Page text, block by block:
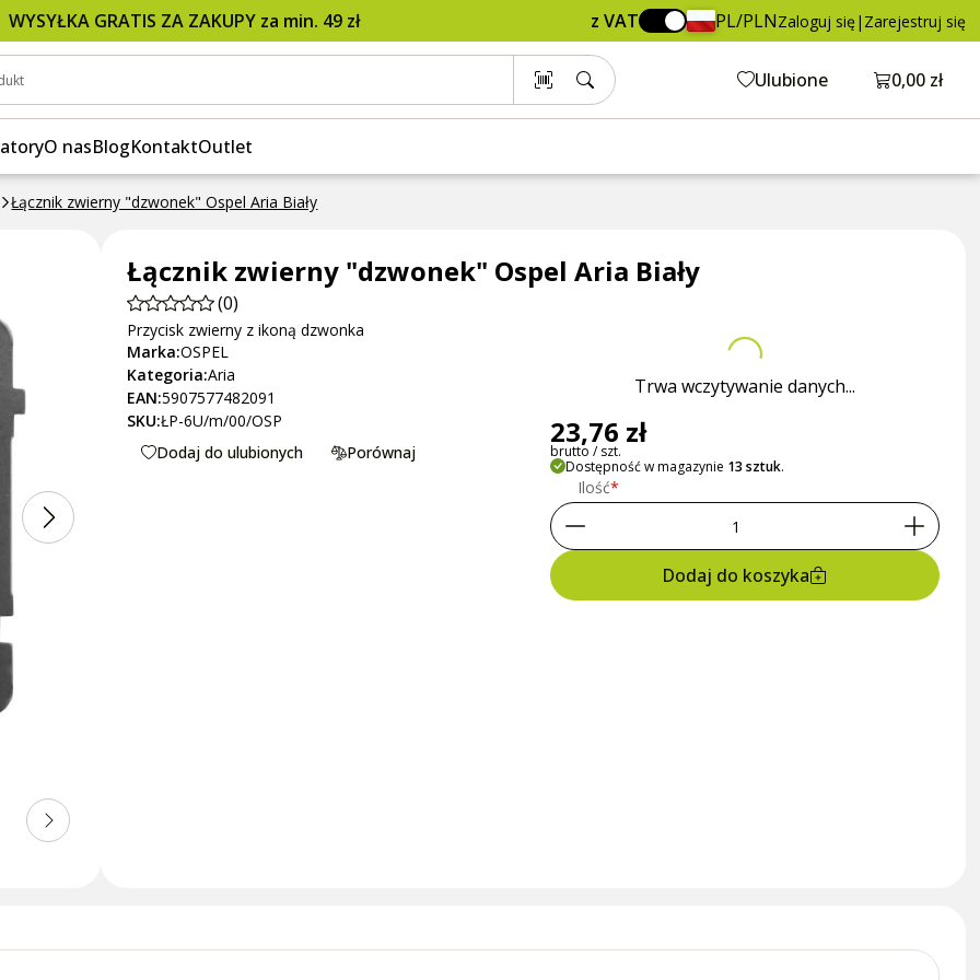
WYSYŁKA GRATIS ZA ZAKUPY za min. 49 zł z VAT PL/PLNZaloguj się | Zarejestruj się
Ulubione Otwórz
0,00 zł
O nasBlogKontaktOutlet
Łącznik zwierny "dzwonek" Ospel Aria Biały
brutto / szt. Dodaj do koszyka
Łącznik zwierny "dzwonek" Ospel Aria Biały
(0)
Przycisk zwierny z ikoną dzwonka
Marka:OSPEL
Kategoria:Aria
EAN:5907577482091
SKU:ŁP-6U/m/00/OSP
Dodaj do ulubionych
Porównaj
Trwa wczytywanie danych...
23,76 zł
brutto / szt.
Dostępność w magazynie 13 sztuk.
Ilość
Dodaj do koszyka